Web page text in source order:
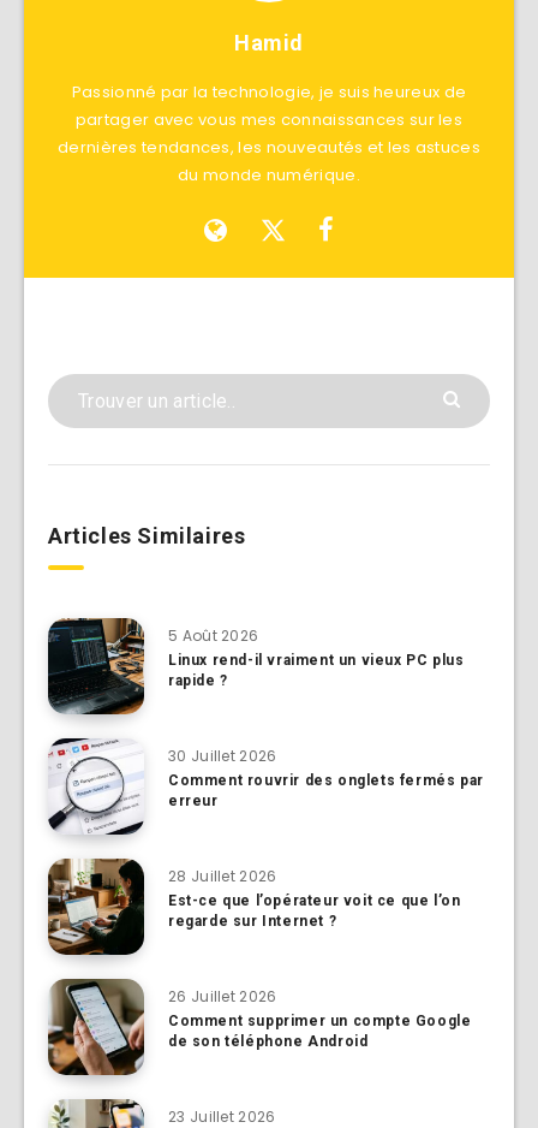
Hamid
Passionné par la technologie, je suis heureux de
partager avec vous mes connaissances sur les
dernières tendances, les nouveautés et les astuces
du monde numérique.
Articles Similaires
5 Août 2026
Linux rend-il vraiment un vieux PC plus
rapide ?
30 Juillet 2026
Comment rouvrir des onglets fermés par
erreur
28 Juillet 2026
Est-ce que l’opérateur voit ce que l’on
regarde sur Internet ?
26 Juillet 2026
Comment supprimer un compte Google
de son téléphone Android
23 Juillet 2026